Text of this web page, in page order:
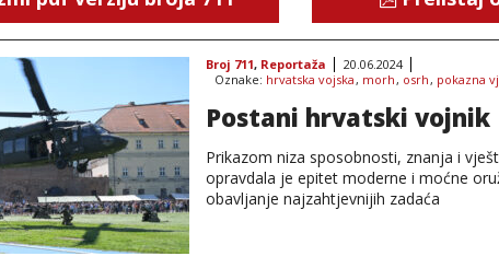
Broj 711, Reportaža
20.06.2024
Oznake: hrvatska vojska, morh, osrh, pokazna
Postani hrvatski vojnik
Prikazom niza sposobnosti, znanja i
opravdala je epitet moderne i moćne
obavljanje najzahtjevnijih zadaća